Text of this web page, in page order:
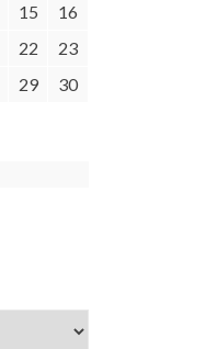
15
16
22
23
29
30